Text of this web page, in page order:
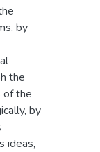
by
the
of the
by
ideas,